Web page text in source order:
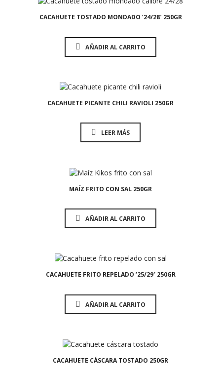
PREGUNTAS FRECUENTES
CACAHUETE TOSTADO MONDADO ’24/28′ 250GR
AÑADIR AL CARRITO
CACAHUETE PICANTE CHILI RAVIOLI 250GR
LEER MÁS
MAÍZ FRITO CON SAL 250GR
AÑADIR AL CARRITO
CACAHUETE FRITO REPELADO ’25/29′ 250GR
AÑADIR AL CARRITO
CACAHUETE CÁSCARA TOSTADO 250GR